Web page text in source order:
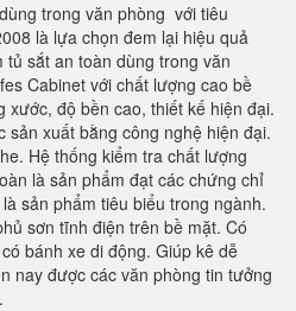
dùng trong văn phòng với tiêu
là lựa chọn đem lại hiệu quả
sắt an toàn dùng trong văn
Cabinet với chất lượng cao bề
xước, độ bền cao, thiết kế hiện đại.
sản xuất bằng công nghệ hiện đại.
Hệ thống kiểm tra chất lượng
là sản phẩm đạt các chứng chỉ
sản phẩm tiêu biểu trong ngành.
sơn tĩnh điện trên bề mặt. Có
bánh xe di động. Giúp kê dễ
nay được các văn phòng tin tưởng